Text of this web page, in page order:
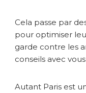
Cela passe par
pour optimiser
garde contre les
conseils avec vous
Autant Paris est